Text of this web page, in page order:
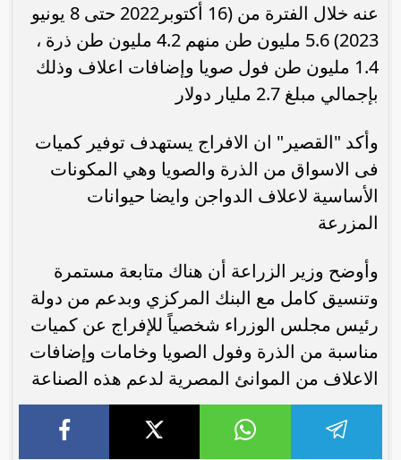
عنه خلال الفترة من (16 أكتوبر2022 حتى 8 يونيو
2023) 5.6 مليون طن منهم 4.2 مليون طن ذرة ،
1.4 مليون طن فول صويا وإضافات اعلاف وذلك
بإجمالي مبلغ 2.7 مليار دولار
وأكد "القصير" ان الافراج يستهدف توفير كميات
فى الاسواق من الذرة والصويا وهي المكونات
الأساسية لاعلاف الدواجن وايضا حيوانات
المزرعة
وأوضح وزير الزراعة أن هناك متابعة مستمرة
وتنسيق كامل مع البنك المركزي وبدعم من دولة
رئيس مجلس الوزراء شخصياً للإفراج عن كميات
مناسبة من الذرة وفول الصويا وخامات وإضافات
الاعلاف من الموانئ المصرية لدعم هذه الصناعة